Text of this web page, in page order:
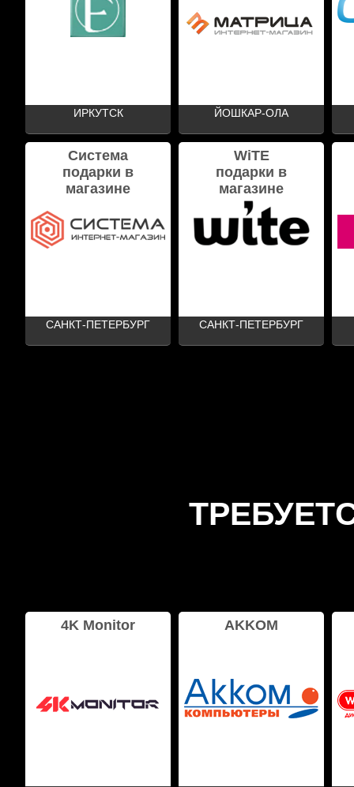
ИРКУТСК ЙОШКАР-ОЛА
Система
подарки в
магазине
САНКТ-ПЕТЕРБУРГ
WiTE
подарки в
магазине
САНКТ-ПЕТЕРБУРГ
4K Monitor AKKOM